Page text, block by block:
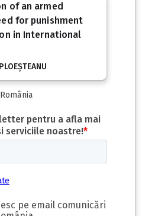
of an armed
for punishment
in International